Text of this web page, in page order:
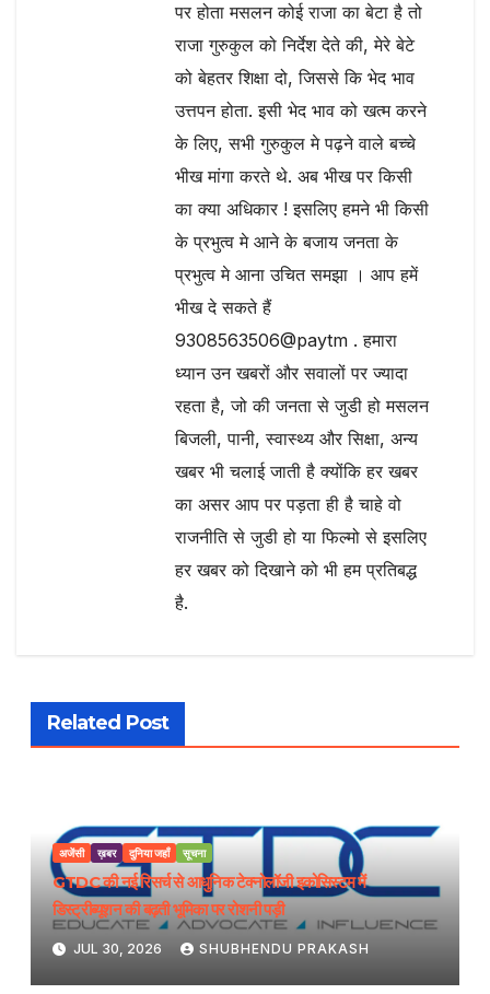
पर होता मसलन कोई राजा का बेटा है तो
राजा गुरुकुल को निर्देश देते की, मेरे बेटे
को बेहतर शिक्षा दो, जिससे कि भेद भाव
उत्तपन होता. इसी भेद भाव को खत्म करने
के लिए, सभी गुरुकुल मे पढ़ने वाले बच्चे
भीख मांगा करते थे. अब भीख पर किसी
का क्या अधिकार ! इसलिए हमने भी किसी
के प्रभुत्व मे आने के बजाय जनता के
प्रभुत्व मे आना उचित समझा । आप हमें
भीख दे सकते हैं
9308563506@paytm . हमारा
ध्यान उन खबरों और सवालों पर ज्यादा
रहता है, जो की जनता से जुडी हो मसलन
बिजली, पानी, स्वास्थ्य और सिक्षा, अन्य
खबर भी चलाई जाती है क्योंकि हर खबर
का असर आप पर पड़ता ही है चाहे वो
राजनीति से जुडी हो या फिल्मो से इसलिए
हर खबर को दिखाने को भी हम प्रतिबद्ध
है.
Related Post
अजेंसी ख़बर दुनिया जहाँ सूचना
GTDC की नई रिसर्च से आधुनिक टेक्नोलॉजी इकोसिस्टम में
डिस्ट्रीब्यूशन की बढ़ती भूमिका पर रोशनी पड़ी
JUL 30, 2026 SHUBHENDU PRAKASH